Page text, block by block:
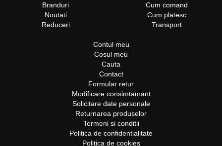
Branduri
Noutati
Reduceri
Cum comand
Cum platesc
Transport
Contul meu
Cosul meu
Cauta
Contact
Formular retur
Modificare consimtamant
Solicitare date personale
Returnarea produselor
Termeni si conditii
Politica de confidentialitate
Politica de cookies